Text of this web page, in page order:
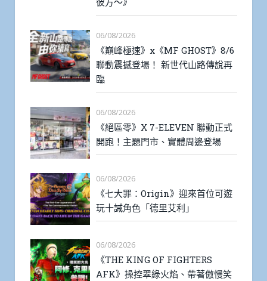
06/08/2026
《巔峰極速》x《MF GHOST》8/6
聯動震撼登場！ 新世代山路傳說再
臨
06/08/2026
《絕區零》X 7-ELEVEN 聯動正式
開跑！主題門市、實體周邊登場
06/08/2026
《七大罪：Origin》迎來首位可遊
玩十誡角色「德里艾利」
06/08/2026
《THE KING OF FIGHTERS
AFK》操控翠綠火焰、帶著傲慢笑